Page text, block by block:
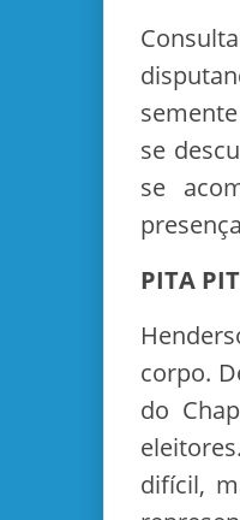
se
se
PITA
corpo.
do
difícil,